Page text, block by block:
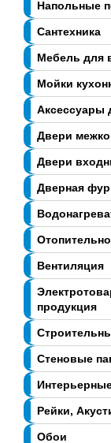
Напольные
Сантехника
Мебель для
Мойки
Аксессуары
Двери
Двери
Дверная
Вентиляция
продукция
Стеновые
Рейки,
Обои